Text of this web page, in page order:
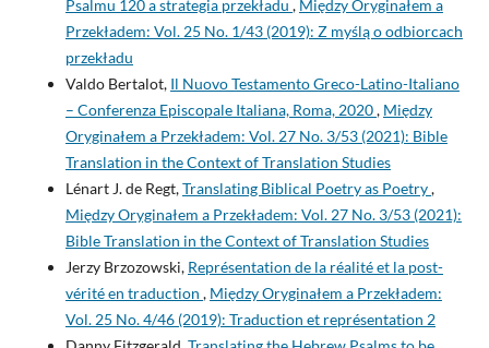
Psalmu 120 a strategia przekładu , Między Oryginałem a
Przekładem: Vol. 25 No. 1/43 (2019): Z myślą o odbiorcach
przekładu
Valdo Bertalot, Il Nuovo Testamento Greco-Latino-Italiano
– Conferenza Episcopale Italiana, Roma, 2020, Między
Oryginałem a Przekładem: Vol. 27 No. 3/53 (2021): Bible
Translation in the Context of Translation Studies
Lénart J. de Regt,Translating Biblical Poetry as Poetry,
Między Oryginałem a Przekładem: Vol. 27 No. 3/53 (2021):
Bible Translation in the Context of Translation Studies
Jerzy Brzozowski, Représentation de la réalité et la post-
vérité en traduction , Między Oryginałem a Przekładem:
Vol. 25 No. 4/46 (2019): Traduction et représentation 2